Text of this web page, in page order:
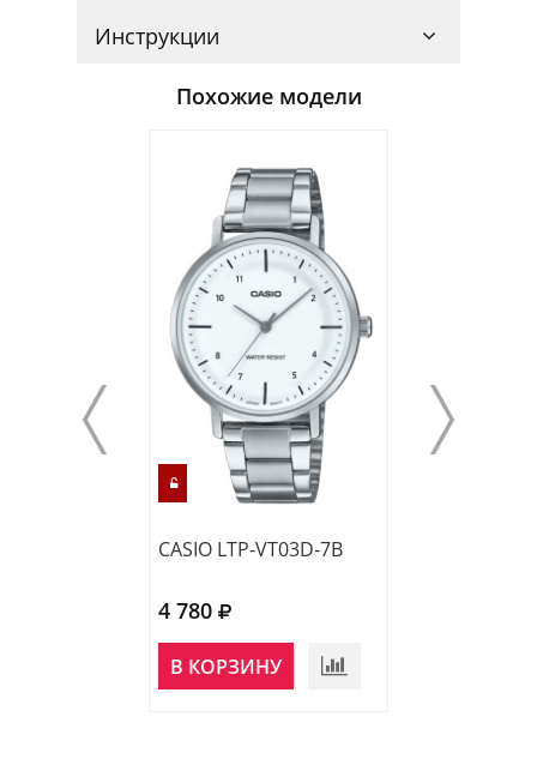
Инструкции
Похожие модели
CASIO LTP-VT03D-7B
4 780
В КОРЗИНУ